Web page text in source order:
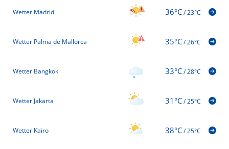
Wetter Madrid 36°C/23°C
Wetter Palma de Mallorca 35°C/26°C
Wetter Bangkok 33°C/28°C
Wetter Jakarta 31°C/25°C
Wetter Kairo 38°C/25°C